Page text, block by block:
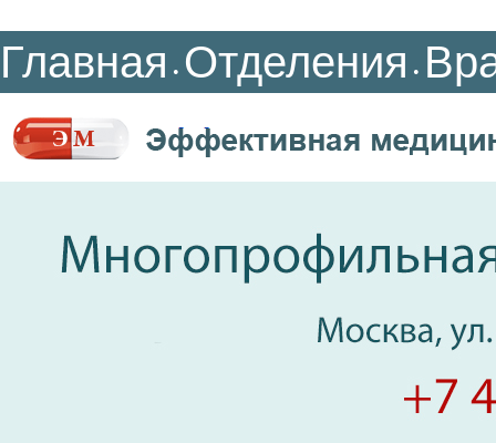
Главная • Отделения •